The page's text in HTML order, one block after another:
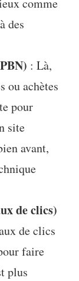
comme
des
: Là,
ou achètes
pour
site
avant,
de clics)
de clics
faire
plus